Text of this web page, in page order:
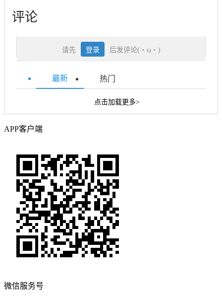
评论
请先 登录 后发评论(・ω・)
最新 热门
点击加载更多>
APP客户端
微信服务号